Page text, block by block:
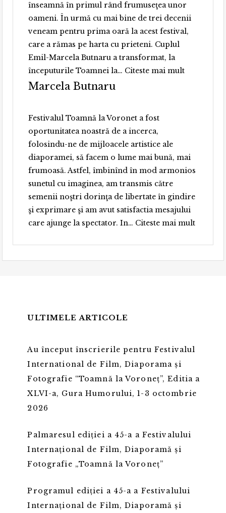
înseamnă în primul rând frumuseţea unor
oameni. În urmă cu mai bine de trei decenii
veneam pentru prima oară la acest festival,
care a rămas pe harta cu prieteni. Cuplul
Emil-Marcela Butnaru a transformat, la
începuturile Toamnei la… Citeste mai mult“Dana
Marcela Butnaru
Festivalul Toamnă la Voronet a fost
oportunitatea noastră de a incerca,
folosindu-ne de mijloacele artistice ale
diaporamei, să facem o lume mai bună, mai
frumoasă. Astfel, îmbinînd în mod armonios
sunetul cu imaginea, am transmis către
semenii noştri dorinţa de libertate în gindire
şi exprimare şi am avut satisfactia mesajului
care ajunge la spectator. In… Citeste mai mult
ULTIMELE ARTICOLE
Au început înscrierile pentru Festivalul
International de Film, Diaporama și
Fotografie “Toamnă la Voroneț”, Editia a
XLVI-a, Gura Humorului, 1-3 octombrie
2026
Palmaresul ediției a 45-a a Festivalului
Internațional de Film, Diaporamă și
Fotografie „Toamnă la Voroneț”
Programul ediției a 45-a a Festivalului
Internațional de Film, Diaporamă și